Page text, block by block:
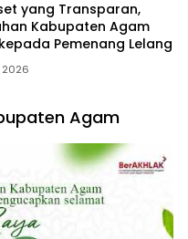
yang Transparan,
Kabupaten Agam
Pemenang Lelang
2026
Agam